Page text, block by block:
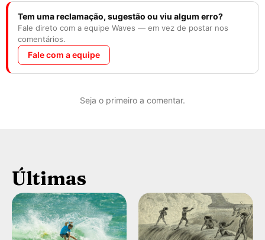
Tem uma reclamação, sugestão ou viu algum erro?
Fale direto com a equipe Waves — em vez de postar nos
comentários.
Fale com a equipe
Seja o primeiro a comentar.
Últimas